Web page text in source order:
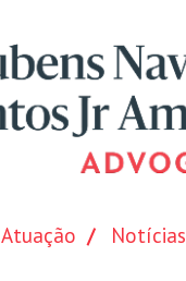
Atuação Notícias